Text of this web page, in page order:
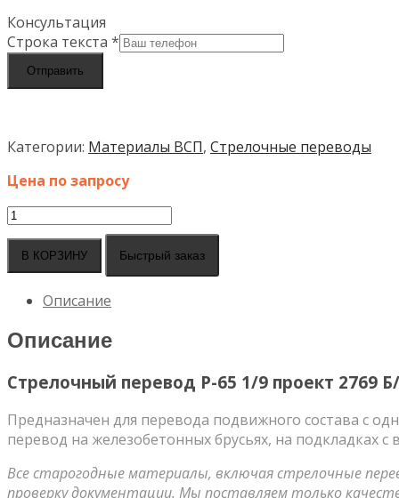
Консультация
Строка текста *
Отправить
Категории: Материалы ВСП, Стрелочные переводы
Цена по запросу
Количество
Стрелочный
перевод
проект
2769
У
В КОРЗИНУ Быстрый заказ
Описание
Описание
Стрелочный перевод Р-65 1/9 проект 2769
Предназначен для перевода подвижного состава с
перевод на железобетонных брусьях, на подкладках
Все старогодные материалы, включая стрелочные
проверку документации. Мы поставляем только